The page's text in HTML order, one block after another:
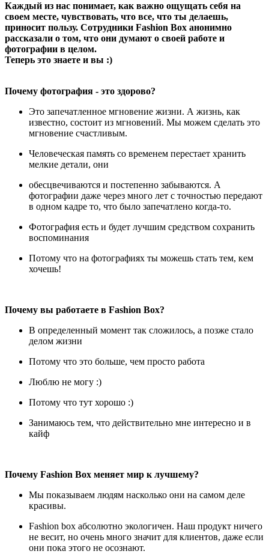
Каждый из нас понимает, как важно ощущать себя на
своем месте, чувствовать, что все, что ты делаешь,
приносит пользу. Сотрудники Fashion Box анонимно
рассказали о том, что они думают о своей работе и
фотографии в целом.
Теперь это знаете и вы :)
Почему фотография - это здорово?
Это запечатленное мгновение жизни. А жизнь, как
известно, состоит из мгновений. Мы можем сделать это
мгновение счастливым.
Человеческая память со временем перестает хранить
мелкие детали, они
обесцвечиваются и постепенно забываются. А
фотографии даже через много лет с точностью передают
в одном кадре то, что было запечатлено когда-то.
Фотография есть и будет лучшим средством сохранить
воспоминания
Потому что на фотографиях ты можешь стать тем, кем
хочешь!
Почему вы работаете в Fashion Box?
В определенный момент так сложилось, а позже стало
делом жизни
Потому что это больше, чем просто работа
Люблю не могу :)
Потому что тут хорошо :)
Занимаюсь тем, что действительно мне интересно и в
кайф
Почему Fashion Box меняет мир к лучшему?
Мы показываем людям насколько они на самом деле
красивы.
Fashion box абсолютно экологичен. Наш продукт ничего
не весит, но очень много значит для клиентов, даже если
они пока этого не осознают.